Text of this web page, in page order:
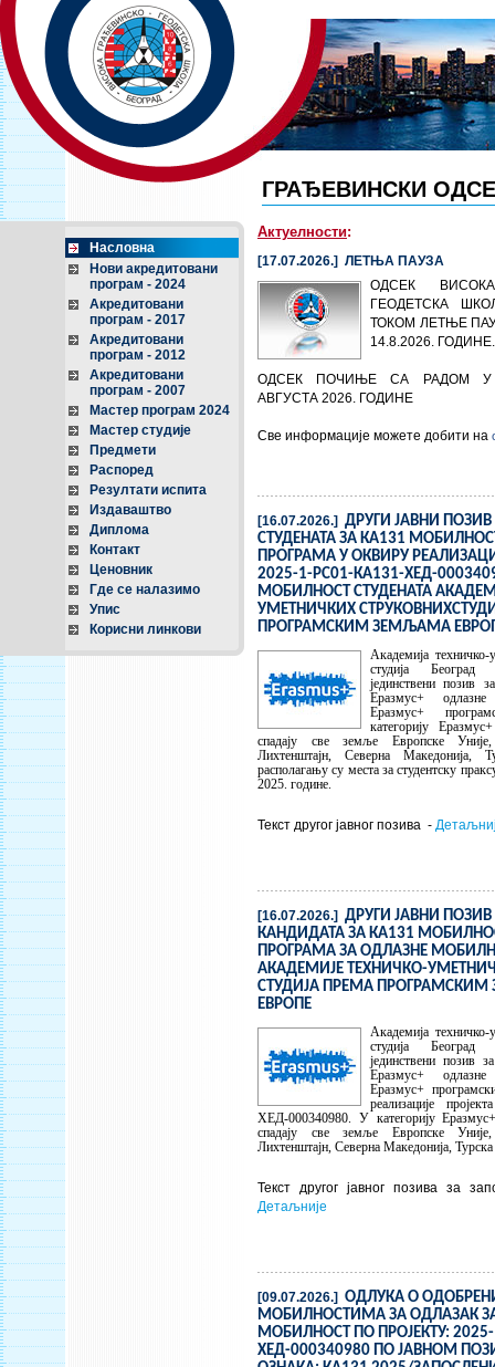
ГРАЂЕВИНСКИ
Насловна
Нови акредитовани
програм - 2024
Акредитовани
програм - 2017
Акредитовани
програм - 2012
Акредитовани
програм - 2007
Мастер програм 2024
Мастер студије
Предмети
Распоред
Резултати испита
Издаваштво
Диплома
Контакт
Ценовник
Где се налазимо
Упис
Корисни линкови
Актуелности:
[17.07.2026.] ЛЕТЊА ПАУЗА
ОДСЕК
ГЕОДЕТСКА
ТОКОМ ЛЕТЊЕ
14.8.2026. ГОДИНЕ.
ОДСЕК ПОЧИЊЕ СА РАДОМ У
АВГУСТА 2026. ГОДИНЕ
Све информације можете добити на
[16.07.2026.] ДРУГИ ЈАВНИ ПОЗИВ
СТУДЕНАТА ЗА КА131
ПРОГРАМА У ОКВИРУ
2025-1-РС01-КА131-ХЕД-
МОБИЛНОСТ СТУДЕНАТА
УМЕТНИЧКИХ
ПРОГРАМСКИМ ЗЕМЉАМА
Академија техничко-
студија
јединствени позив
Еразмус+
Еразмус+
категорију
спадају све земље Европске
Лихтенштајн, Северна Македонија,
располагању су места за студентску
2025. године.
Текст другог јавног позива -
[16.07.2026.] ДРУГИ ЈАВНИ ПОЗИВ
КАНДИДАТА ЗА КА131
ПРОГРАМА ЗА ОДЛАЗНЕ
АКАДЕМИЈЕ ТЕХНИЧКО-
СТУДИЈА ПРЕМА
ЕВРОПЕ
Академија техничко-
студија
јединствени позив
Еразмус+
Еразмус+
реализације
ХЕД-000340980. У категорију
спадају све земље Европске
Лихтенштајн, Северна Македонија,
Текст другог јавног позива за
Детаљније
[09.07.2026.] ОДЛУКА О
МОБИЛНОСТИМА ЗА ОДЛАЗАК
МОБИЛНОСТ ПО ПРОЈЕКТУ:
ХЕД-000340980 ПО ЈАВНОМ